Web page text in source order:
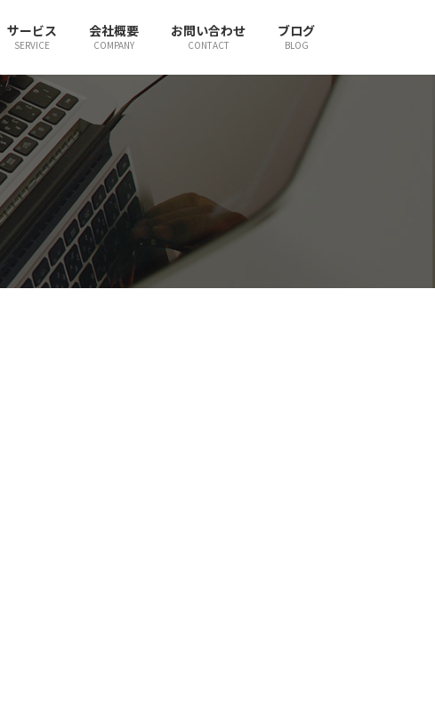
サービス
SERVICE
会社概要
COMPANY
お問い合わせ
CONTACT
ブログ
BLOG